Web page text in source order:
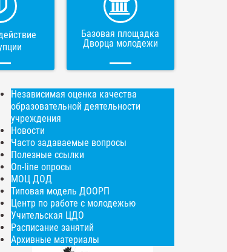
Базовая площадка
Дворца молодежи
Независимая оценка качества
образовательной деятельности
учреждения
Новости
Часто задаваемые вопросы
Полезные ссылки
On-line опросы
МОЦ ДОД
Типовая модель ДООРП
Центр по работе с молодежью
Учительская ЦДО
Расписание занятий
Архивные материалы